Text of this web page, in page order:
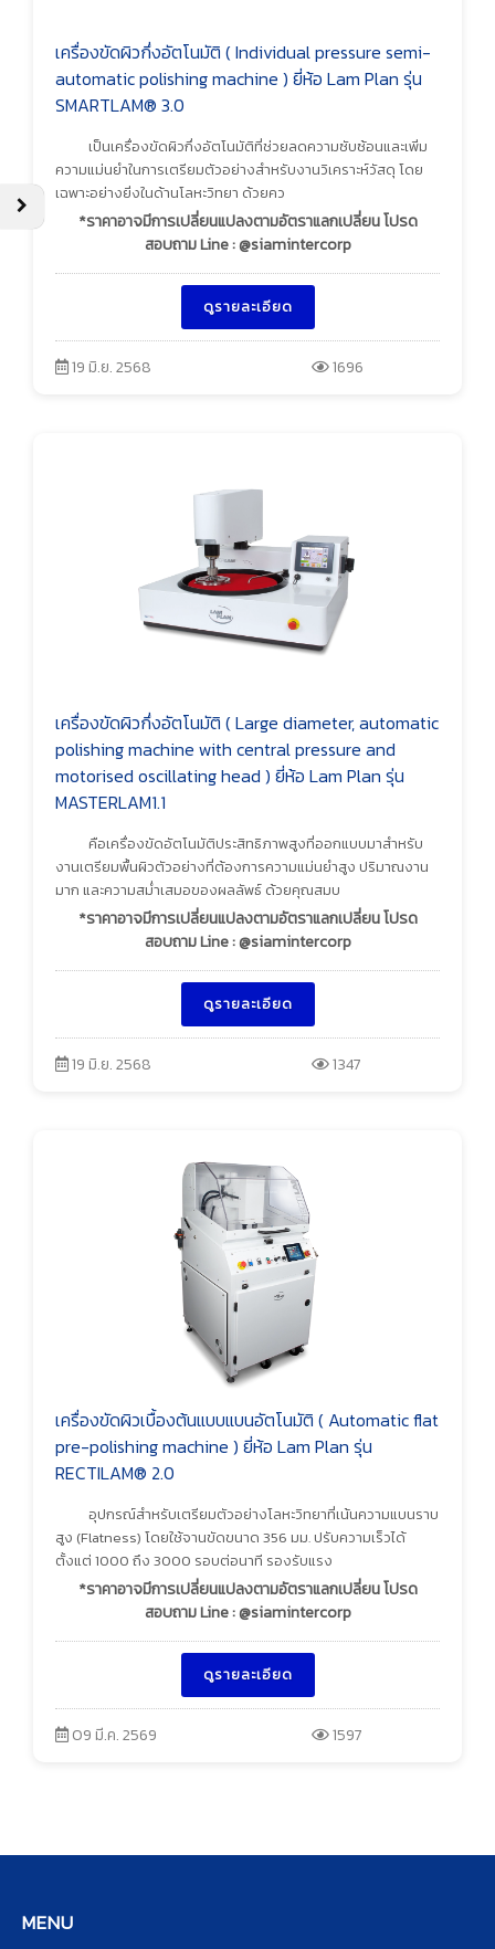
เครื่องขัดผิวกึ่งอัตโนมัติ ( Individual pressure semi-
automatic polishing machine ) ยี่ห้อ Lam Plan รุ่น
SMARTLAM® 3.0
เป็นเครื่องขัดผิวกึ่งอัตโนมัติที่ช่วยลดความซับซ้อนและเพิ่ม
ความแม่นยำในการเตรียมตัวอย่างสำหรับงานวิเคราะห์วัสดุ โดย
เฉพาะอย่างยิ่งในด้านโลหะวิทยา ด้วยคว
*ราคาอาจมีการเปลี่ยนแปลงตามอัตราแลกเปลี่ยน โปรด
สอบถาม Line : @siamintercorp
ดูรายละเอียด
19 มิ.ย. 2568 1696
เครื่องขัดผิวกึ่งอัตโนมัติ ( Large diameter, automatic
polishing machine with central pressure and
motorised oscillating head ) ยี่ห้อ Lam Plan รุ่น
MASTERLAM1.1
คือเครื่องขัดอัตโนมัติประสิทธิภาพสูงที่ออกแบบมาสำหรับ
งานเตรียมพื้นผิวตัวอย่างที่ต้องการความแม่นยำสูง ปริมาณงาน
มาก และความสม่ำเสมอของผลลัพธ์ ด้วยคุณสมบ
*ราคาอาจมีการเปลี่ยนแปลงตามอัตราแลกเปลี่ยน โปรด
สอบถาม Line : @siamintercorp
ดูรายละเอียด
19 มิ.ย. 2568 1347
เครื่องขัดผิวเบื้องต้นแบบแบนอัตโนมัติ ( Automatic flat
pre-polishing machine ) ยี่ห้อ Lam Plan รุ่น
RECTILAM® 2.0
อุปกรณ์สำหรับเตรียมตัวอย่างโลหะวิทยาที่เน้นความแบนราบ
สูง (Flatness) โดยใช้จานขัดขนาด 356 มม. ปรับความเร็วได้
ตั้งแต่ 1000 ถึง 3000 รอบต่อนาที รองรับแรง
*ราคาอาจมีการเปลี่ยนแปลงตามอัตราแลกเปลี่ยน โปรด
สอบถาม Line : @siamintercorp
ดูรายละเอียด
09 มี.ค. 2569 1597
MENU